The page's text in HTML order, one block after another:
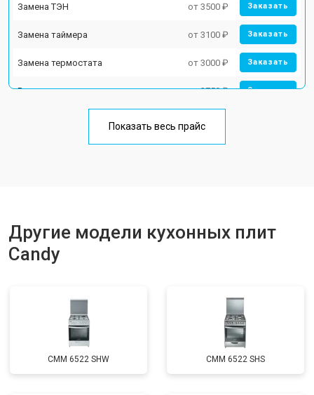
Замена ТЭН от 3500 ₽ Заказать
Замена таймера от 3100 ₽ Заказать
Замена термостата от 3000 ₽ Заказать
Ремонт электропроводки от 2750 ₽ Заказать
Ремонт чугунной конфорки от 2600 ₽
Показать весь прайс
Другие модели кухонных плит
Candy
CMM 6522 SHW CMM 6522 SHS